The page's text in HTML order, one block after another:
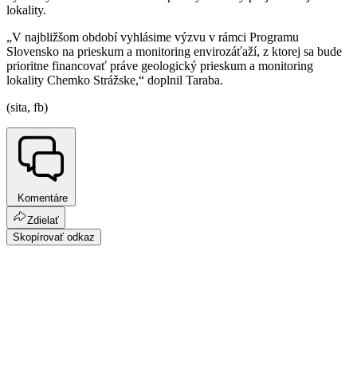
lokality.
„V najbližšom období vyhlásime výzvu v rámci Programu
Slovensko na prieskum a monitoring envirozáťaží, z ktorej sa bude
prioritne financovať práve geologický prieskum a monitoring
lokality Chemko Strážske,“ doplnil Taraba.
(sita, fb)
Komentáre
Zdielať
Skopírovať odkaz